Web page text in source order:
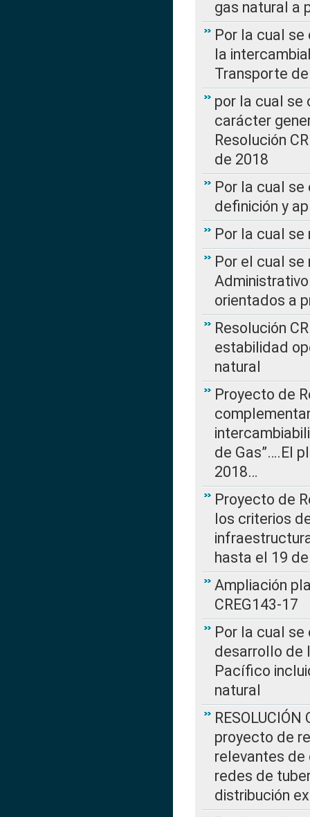
gas natural a
Por la cual
la
Transporte
por la cual se
carácter
Resolución
de 2018
Por la cual
definición y
Por la cual
Por el cual
orientados a
Resolución
estabilidad
natural
Proyecto de
de Gas”….El
2018…
Proyecto de
los criterios
hasta el 19
Ampliación
CREG143-17
Por la cual
desarrollo de
Pacífico
natural
proyecto de
relevantes de
redes de
distribución